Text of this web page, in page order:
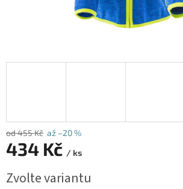
od 455 Kč až –20 %
434 Kč / ks
cena:
Zvolte variantu